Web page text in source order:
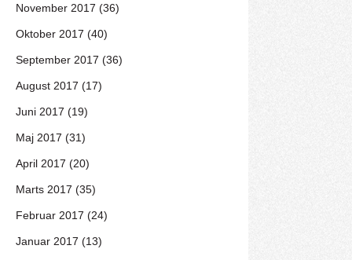
November 2017 (36)
Oktober 2017 (40)
September 2017 (36)
August 2017 (17)
Juni 2017 (19)
Maj 2017 (31)
April 2017 (20)
Marts 2017 (35)
Februar 2017 (24)
Januar 2017 (13)